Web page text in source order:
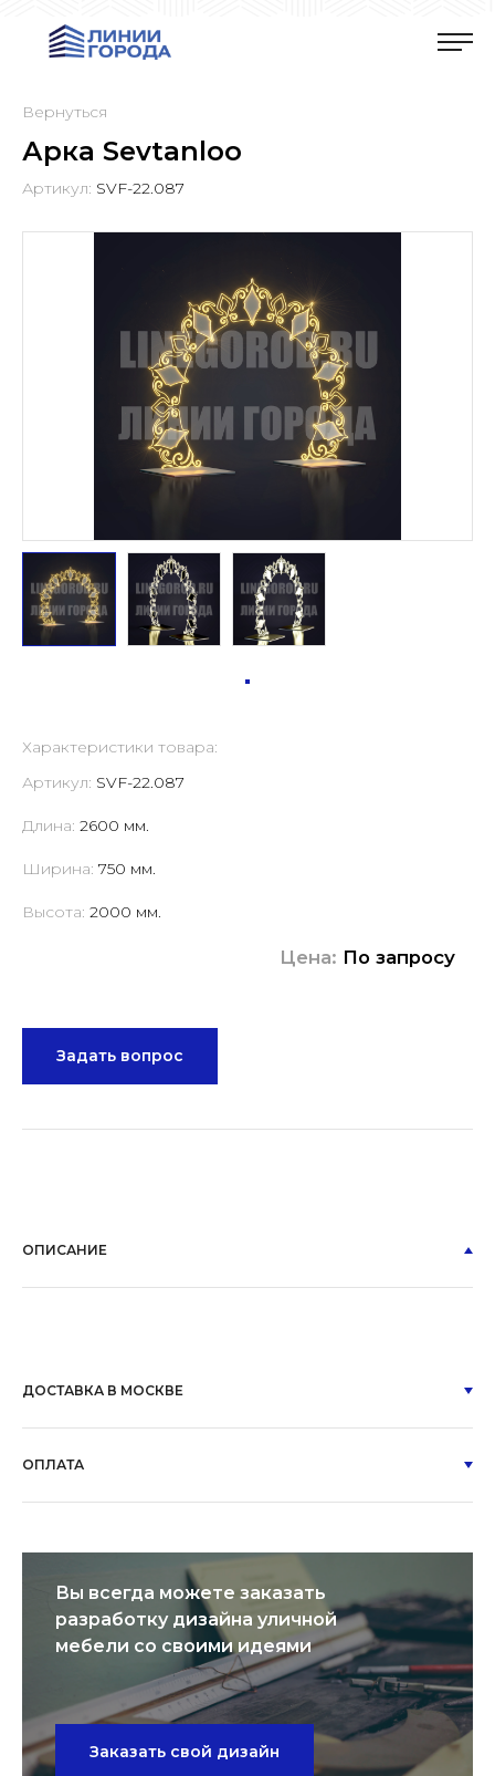
Вернуться
Арка Sevtanloo
Артикул: SVF-22.087
Характеристики товара:
Артикул: SVF-22.087
Длина: 2600 мм.
Ширина: 750 мм.
Высота: 2000 мм.
Цена: По запросу
Задать вопрос
ОПИСАНИЕ
ДОСТАВКА В МОСКВЕ
ОПЛАТА
Вы всегда можете заказать
разработку дизайна уличной
мебели со своими идеями
Заказать свой дизайн